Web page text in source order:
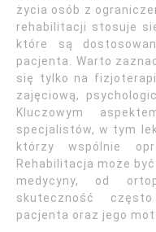
życia osób z
rehabilitacji stosuje
które są
pacjenta. Warto
się tylko na
zajęciową,
Kluczowym
specjalistów, w tym
którzy wspólnie
Rehabilitacja może
medycyny, od
skuteczność
pacjenta oraz jego